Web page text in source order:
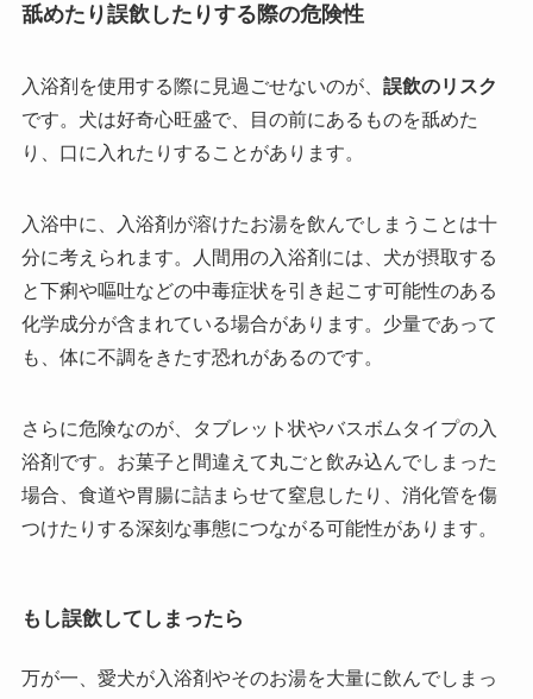
舐めたり誤飲したりする際の危険性
入浴剤を使用する際に見過ごせないのが、 誤飲のリスク
です。犬は好奇心旺盛で、目の前にあるものを舐めた
り、口に入れたりすることがあります。
入浴中に、入浴剤が溶けたお湯を飲んでしまうことは十
分に考えられます。人間用の入浴剤には、犬が摂取する
と下痢や嘔吐などの中毒症状を引き起こす可能性のある
化学成分が含まれている場合があります。少量であって
も、体に不調をきたす恐れがあるのです。
さらに危険なのが、タブレット状やバスボムタイプの入
浴剤です。お菓子と間違えて丸ごと飲み込んでしまった
場合、食道や胃腸に詰まらせて窒息したり、消化管を傷
つけたりする深刻な事態につながる可能性があります。
もし誤飲してしまったら
万が一、愛犬が入浴剤やそのお湯を大量に飲んでしまっ